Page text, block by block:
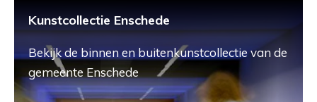
Kunstcollectie Enschede
Bekijk de binnen en buitenkunstcollectie van de
gemeente Enschede